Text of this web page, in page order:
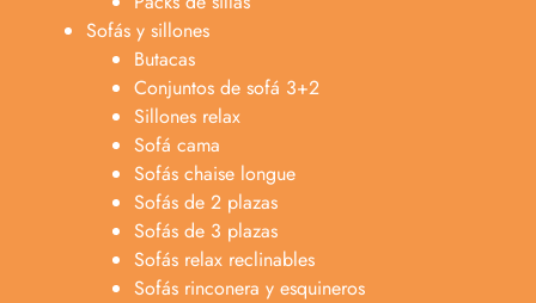
Sofás y sillones
Butacas
Conjuntos de sofá 3+2
Sillones relax
Sofá cama
Sofás chaise longue
Sofás de 2 plazas
Sofás de 3 plazas
Sofás relax reclinables
Sofás rinconera y esquineros